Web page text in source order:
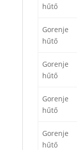
hűtő
Gorenje
hűtő
Gorenje
hűtő
Gorenje
hűtő
Gorenje
hűtő